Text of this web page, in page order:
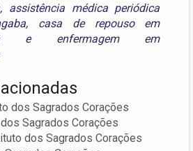
, assistência médica periódica
, casa de repouso em
e enfermagem em
dos Sagrados Corações
Sagrados Corações
dos Sagrados Corações